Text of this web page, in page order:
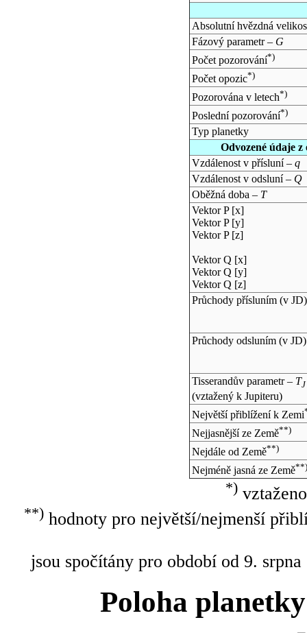
Absolutní hvězdná
Fázový parametr – G
Počet pozorování*)
Počet opozic*)
Pozorována v letech*)
Poslední pozorování*)
Typ planetky
Odvozené údaje
Vzdálenost v přísluní – q
Vzdálenost v odsluní – Q
Oběžná doba – T
Vektor P [x]
Vektor P [y]
Vektor P [z]
Vektor Q [x]
Vektor Q [y]
Vektor Q [z]
Průchody přísluním (v JD)
Průchody odsluním (v JD)
Tisserandův parametr – TJ
(vztažený k Jupiteru)
Největší přiblížení k Zemi
Nejjasnější ze Země**)
Nejdále od Země**)
Nejméně jasná ze Země**)
*)
**)hodnoty pro největší/nejmenší
jsou spočítány pro období od 9.
Poloha